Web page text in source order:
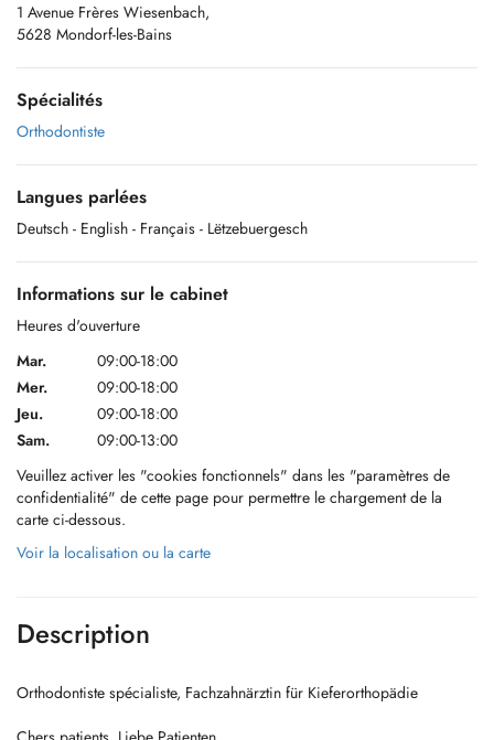
1 Avenue Frères Wiesenbach,
5628 Mondorf-les-Bains
Spécialités
Orthodontiste
Langues parlées
Deutsch - English - Français - Lëtzebuergesch
Informations sur le cabinet
Heures d'ouverture
Mar.
09:00-18:00
Mer.
09:00-18:00
Jeu.
09:00-18:00
Sam.
09:00-13:00
Veuillez activer les "cookies fonctionnels" dans les "paramètres de
confidentialité" de cette page pour permettre le chargement de la
carte ci-dessous.
Voir la localisation ou la carte
Description
Orthodontiste spécialiste, Fachzahnärztin für Kieferorthopädie